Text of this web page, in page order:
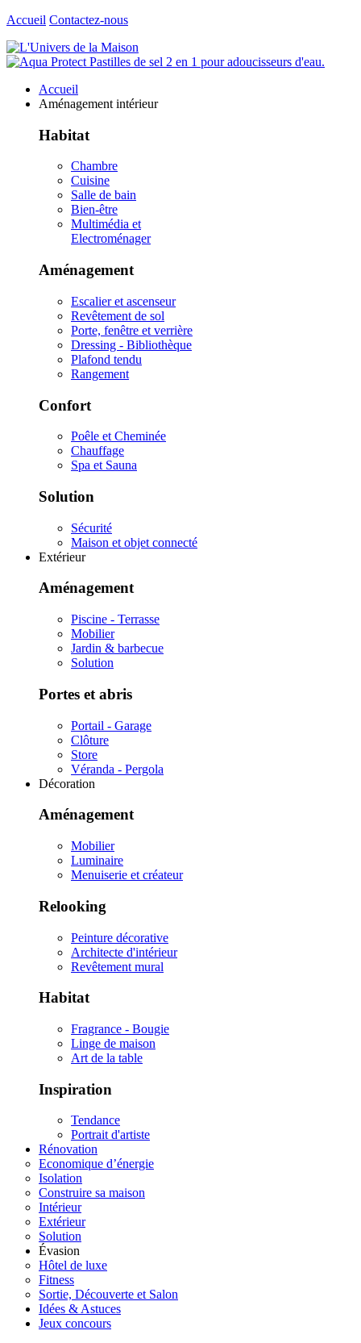
Accueil Contactez-nous
Accueil
Aménagement intérieur
Habitat
Chambre
Cuisine
Salle de bain
Bien-être
Multimédia et
Electroménager
Aménagement
Escalier et ascenseur
Revêtement de sol
Porte, fenêtre et verrière
Dressing - Bibliothèque
Plafond tendu
Rangement
Confort
Poêle et Cheminée
Chauffage
Spa et Sauna
Solution
Sécurité
Maison et objet connecté
Extérieur
Aménagement
Piscine - Terrasse
Mobilier
Jardin & barbecue
Solution
Portes et abris
Portail - Garage
Clôture
Store
Véranda - Pergola
Décoration
Aménagement
Mobilier
Luminaire
Menuiserie et créateur
Relooking
Peinture décorative
Architecte d'intérieur
Revêtement mural
Habitat
Fragrance - Bougie
Linge de maison
Art de la table
Inspiration
Tendance
Portrait d'artiste
Rénovation
Economique d’énergie
Isolation
Construire sa maison
Intérieur
Extérieur
Solution
Évasion
Hôtel de luxe
Fitness
Sortie, Découverte et Salon
Idées & Astuces
Jeux concours